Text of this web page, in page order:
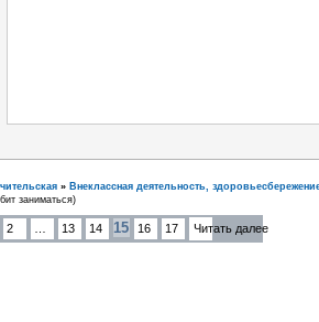
» Внеклассная деятельность,
заниматься)
2 13 14 15 16 17 Читать далее